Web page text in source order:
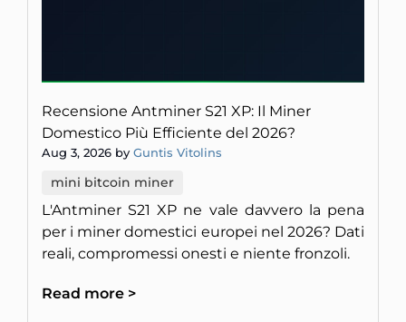
Recensione Antminer S21 XP: Il Miner
Domestico Più Efficiente del 2026?
Aug 3, 2026 by Guntis Vitolins
mini bitcoin miner
L'Antminer S21 XP ne vale davvero la pena
per i miner domestici europei nel 2026? Dati
reali, compromessi onesti e niente fronzoli.
Read more >